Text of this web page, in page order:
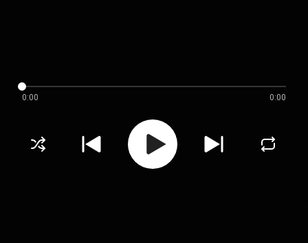
0:00 0:00